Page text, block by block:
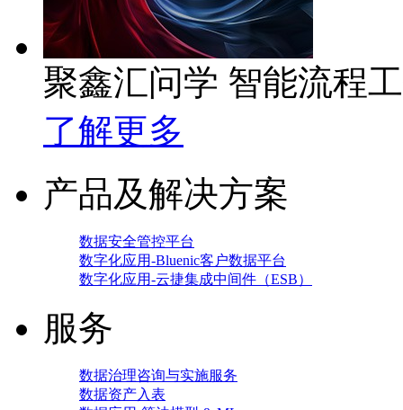
聚鑫汇问学 智能流程
了解更多
产品及解决方案
数据安全管控平台
数字化应用-Bluenic客户数据平台
数字化应用-云捷集成中间件（ESB）
服务
数据治理咨询与实施服务
数据资产入表